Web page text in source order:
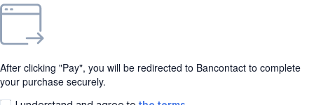
After clicking "Pay", you will be redirected to Bancontact to complete
your purchase securely.